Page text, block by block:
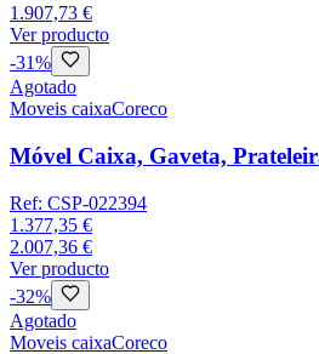
1.907,73 €
Ver producto
-31%
Agotado
Moveis caixaCoreco
Móvel Caixa, Gaveta,
Ref: CSP-022394
1.377,35 €
2.007,36 €
Ver producto
-32%
Agotado
Moveis caixaCoreco